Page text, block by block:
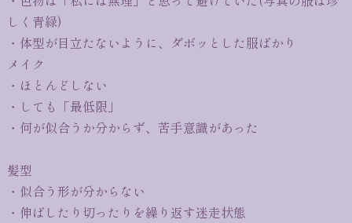
しく青緑)
・体型が目立たないように、ダボッとした服ばかり
メイク
・ほとんどしない
・しても「最低限」
・何が似合うか分からず、苦手意識があった
髪型
・似合う形が分からない
・伸ばしたり切ったりを繰り返す迷走状態